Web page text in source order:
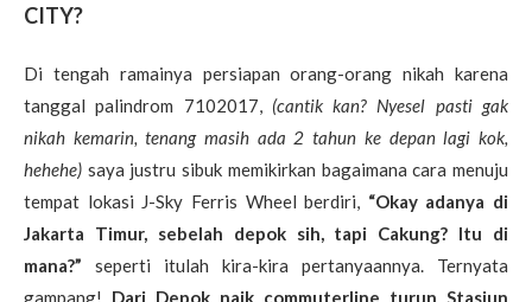
CITY?
Di tengah ramainya persiapan orang-orang nikah karena
tanggal palindrom 7102017, (cantik kan? Nyesel pasti gak
nikah kemarin, tenang masih ada 2 tahun ke depan lagi kok,
hehehe) saya justru sibuk memikirkan bagaimana cara menuju
tempat lokasi J-Sky Ferris Wheel berdiri, “Okay adanya di
Jakarta Timur, sebelah depok sih, tapi Cakung? Itu di
mana?” seperti itulah kira-kira pertanyaannya. Ternyata
gampang! Dari Depok naik commuterline turun Stasiun